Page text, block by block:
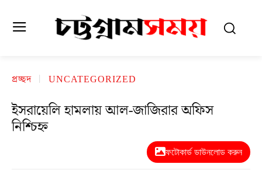
প্রচ্ছদ UNCATEGORIZED
ইসরায়েলি হামলায় আল-জাজিরার অফিস
নিশ্চিহ্ন
ফটোকার্ড ডাউনলোড করুন